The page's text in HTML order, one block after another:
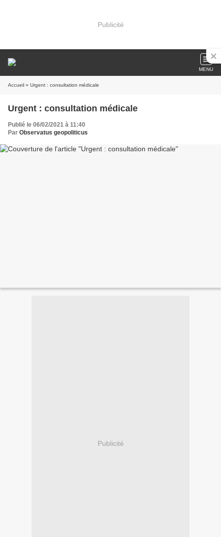
Publicité
MENU
Accueil » Urgent : consultation médicale
Urgent : consultation médicale
Publié le 06/02/2021 à 11:40
Par Observatus geopoliticus
Publicité